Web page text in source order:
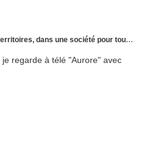
dans une société pour tous les âges